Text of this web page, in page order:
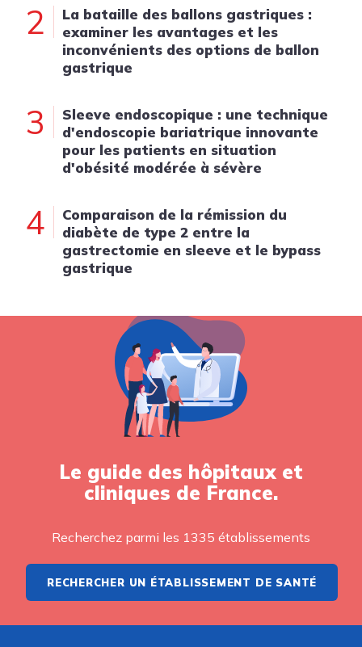
2
La bataille des ballons gastriques :
examiner les avantages et les
inconvénients des options de ballon
gastrique
3
Sleeve endoscopique : une technique
d'endoscopie bariatrique innovante
pour les patients en situation
d'obésité modérée à sévère
4
Comparaison de la rémission du
diabète de type 2 entre la
gastrectomie en sleeve et le bypass
gastrique
Le guide des hôpitaux et
cliniques de France.
Recherchez parmi les 1335 établissements
RECHERCHER UN ÉTABLISSEMENT DE SANTÉ